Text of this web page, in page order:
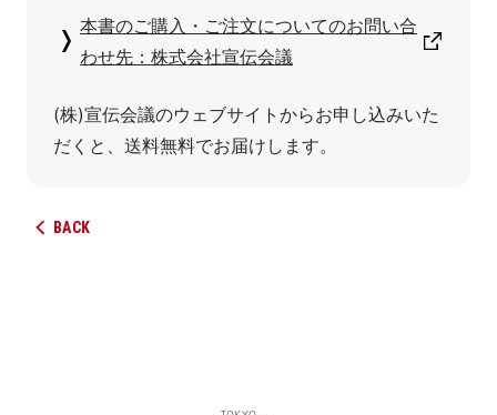
本書のご購入・ご注文についてのお問い合
わせ先：株式会社宣伝会議
(株)宣伝会議のウェブサイトからお申し込みいた
だくと、送料無料でお届けします。
BACK